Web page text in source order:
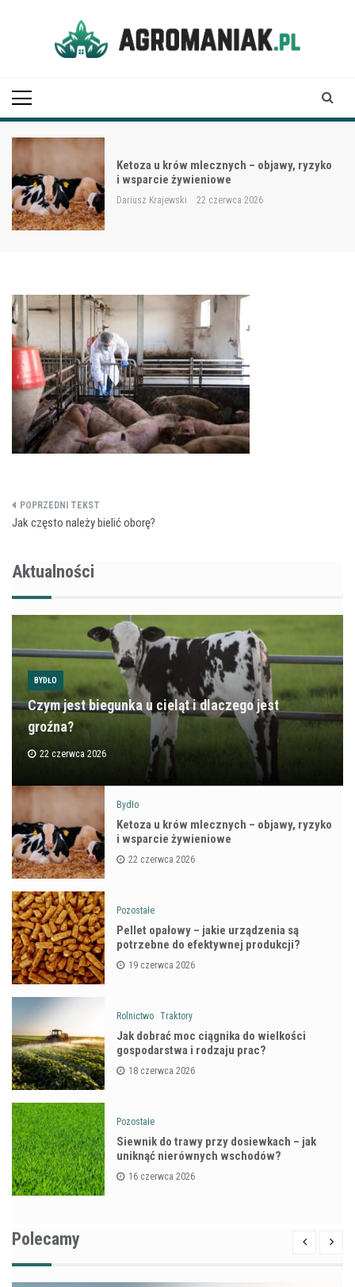
Ketoza u krów mlecznych – objawy, ryzyko
i wsparcie żywieniowe
Dariusz Krajewski 22 czerwca 2026
Nawigacja
Jak często należy bielić oborę?
Aktualności
BYDŁO
Czym jest biegunka u cieląt i dlaczego jest
groźna?
22 czerwca 2026
Bydło
Ketoza u krów mlecznych – objawy, ryzyko
i wsparcie żywieniowe
22 czerwca 2026
Pozostałe
Pellet opałowy – jakie urządzenia są
potrzebne do efektywnej produkcji?
19 czerwca 2026
Rolnictwo Traktory
Jak dobrać moc ciągnika do wielkości
gospodarstwa i rodzaju prac?
18 czerwca 2026
Pozostałe
Siewnik do trawy przy dosiewkach – jak
uniknąć nierównych wschodów?
16 czerwca 2026
Polecamy